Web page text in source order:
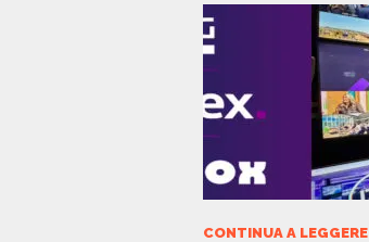
CONTINUA A LEGGERE